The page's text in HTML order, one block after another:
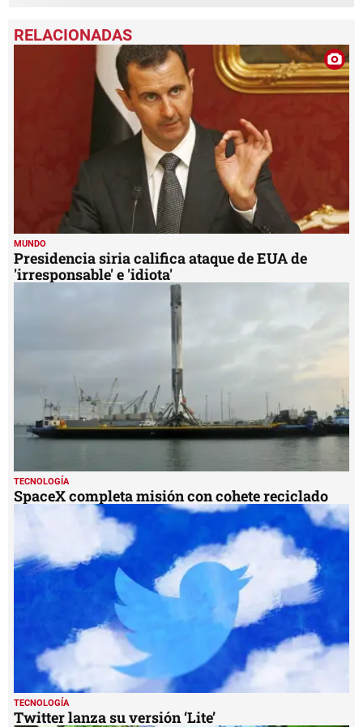
MUNDO
Presidencia siria califica ataque de EUA de
'irresponsable' e 'idiota'
TECNOLOGÍA
SpaceX completa misión con cohete reciclado
TECNOLOGÍA
Twitter lanza su versión ‘Lite’